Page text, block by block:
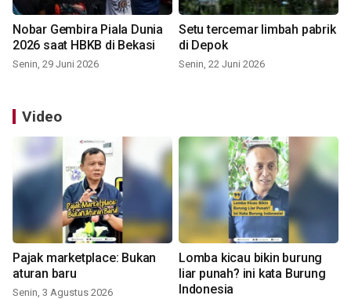
Nobar Gembira Piala Dunia
2026 saat HBKB di Bekasi
Senin, 29 Juni 2026
Setu tercemar limbah pabrik
di Depok
Senin, 22 Juni 2026
Video
Pajak marketplace: Bukan
aturan baru
Senin, 3 Agustus 2026
Lomba kicau bikin burung
liar punah? ini kata Burung
Indonesia